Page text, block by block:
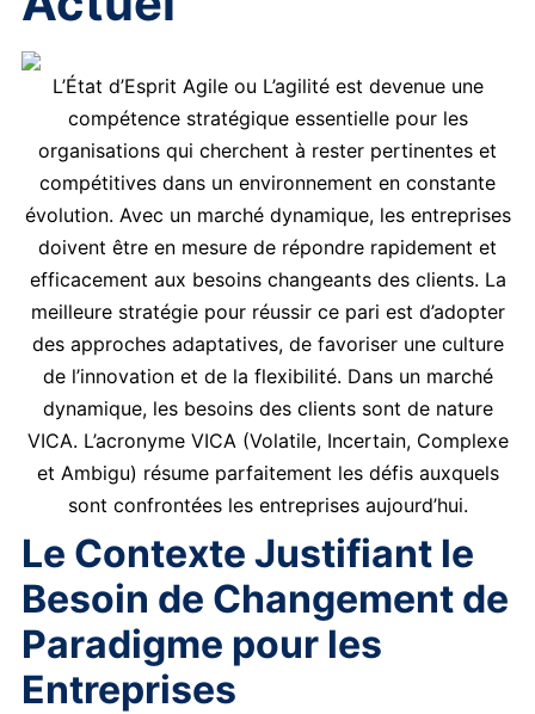
L’État d’Esprit Agile ou L’agilité est devenue une
compétence stratégique essentielle pour les
organisations qui cherchent à rester pertinentes et
compétitives dans un environnement en constante
évolution. Avec un marché dynamique, les entreprises
doivent être en mesure de répondre rapidement et
efficacement aux besoins changeants des clients. La
meilleure stratégie pour réussir ce pari est d’adopter
des approches adaptatives, de favoriser une culture
de l’innovation et de la flexibilité. Dans un marché
dynamique, les besoins des clients sont de nature
VICA. L’acronyme VICA (Volatile, Incertain, Complexe
et Ambigu) résume parfaitement les défis auxquels
sont confrontées les entreprises aujourd’hui.
Le Contexte Justifiant le
Besoin de Changement de
Paradigme pour les
Entreprises